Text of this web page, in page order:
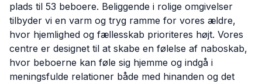
plads til 53 beboere. Beliggende i rolige omgivelser
tilbyder vi en varm og tryg ramme for vores ældre,
hvor hjemlighed og fællesskab prioriteres højt. Vores
centre er designet til at skabe en følelse af naboskab,
hvor beboerne kan føle sig hjemme og indgå i
meningsfulde relationer både med hinanden og det